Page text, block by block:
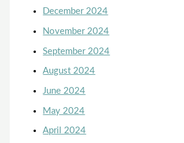
December 2024
November 2024
September 2024
August 2024
June 2024
May 2024
April 2024